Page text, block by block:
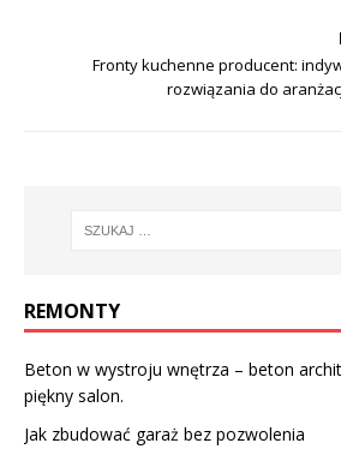
Fronty kuchenne producent:
rozwiązania do
REMONTY
Beton w wystroju wnętrza – beton
piękny salon.
Jak zbudować garaż bez pozwolenia